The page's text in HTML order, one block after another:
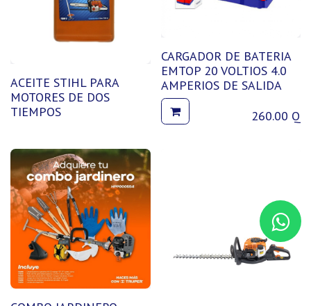
ACEITE STIHL PARA
MOTORES DE DOS
TIEMPOS
CARGADOR DE BATERIA
EMTOP 20 VOLTIOS 4.0
AMPERIOS DE SALIDA
260.00 Q